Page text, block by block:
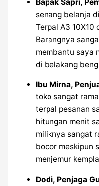
Bapak Sapri,
senang belanja
Terpal A3 10X10
Barangnya
membantu saya
di belakang
Ibu Mirna,
toko sangat
terpal pesanan
hitungan menit
miliknya sangat
bocor meskipun
menjemur
Dodi, Penjaga